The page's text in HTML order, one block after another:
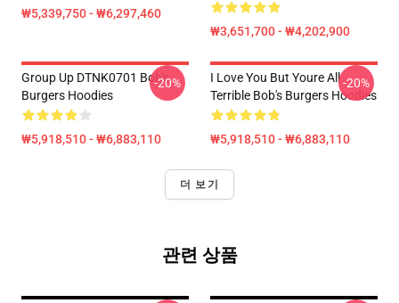
₩5,339,750 - ₩6,297,460
₩3,651,700 - ₩4,202,900
Group Up DTNK0701 Bob's
Burgers Hoodies
₩5,918,510 - ₩6,883,110
-20%
I Love You But Youre All
Terrible Bob's Burgers Hoodies
₩5,918,510 - ₩6,883,110
-20%
더 보기
관련 상품